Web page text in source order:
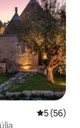
5 de uma
5 (56)